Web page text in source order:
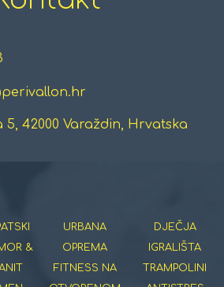
5, 42000 Varaždin, Hrvatska
&
URBANA
OPREMA
FITNESS NA
DJEČJA
IGRALIŠTA
TRAMPOLINI